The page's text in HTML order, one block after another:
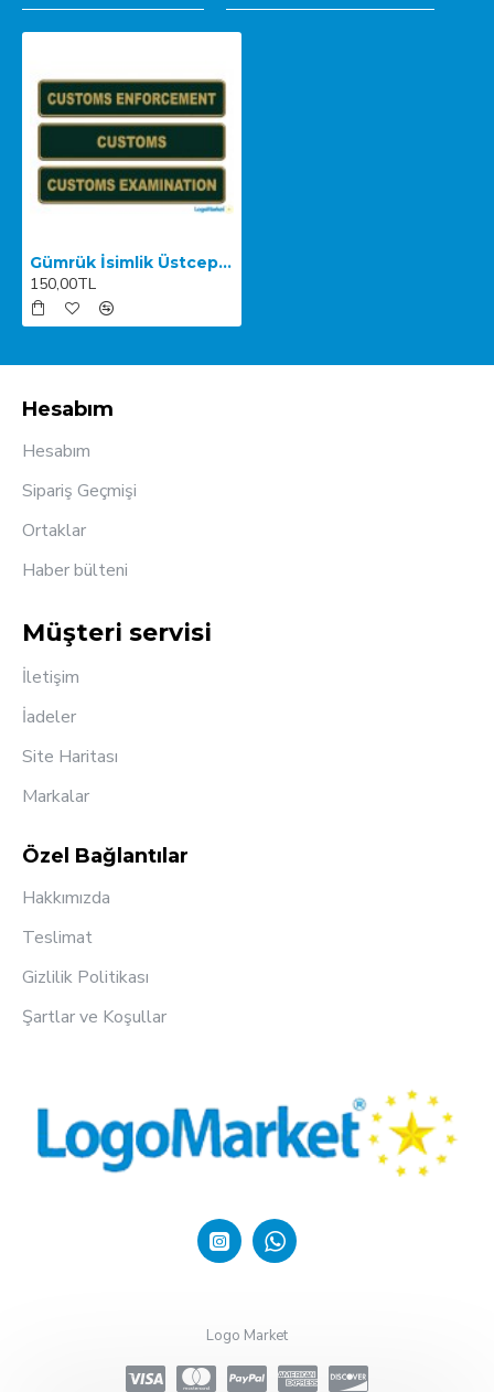
Gümrük İsimlik Üstcep İngilizce
150,00TL
Hesabım
Hesabım
Sipariş Geçmişi
Ortaklar
Haber bülteni
Müşteri servisi
İletişim
İadeler
Site Haritası
Markalar
Özel Bağlantılar
Hakkımızda
Teslimat
Gizlilik Politikası
Şartlar ve Koşullar
Logo Market